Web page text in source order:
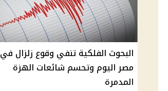
البحوث الفلكية تنفي وقوع زلزال في
مصر اليوم وتحسم شائعات الهزة
المدمرة